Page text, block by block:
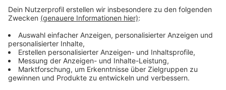
die Bundesregierung Gesetzesänderungen auf den
Weg gebracht. "Unsere Einsatzkräfte verdienen
Respekt und Anerkennung. Außerdem brauchen sie die
bestmögliche Ausstattung und den bestmöglichen
Schutz", betonte Bundesinnenministerin Nancy Faeser.
Dazu gehört die rechtssichere Einführung von Tasern